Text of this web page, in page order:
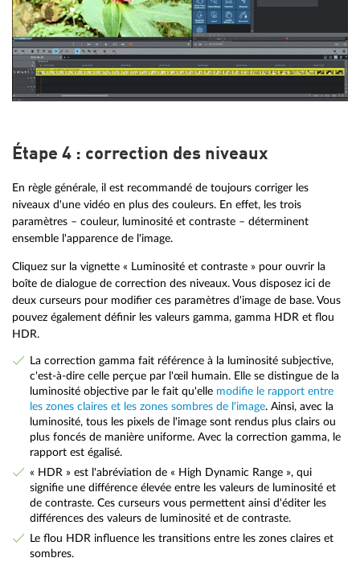
Étape 4 : correction des niveaux
En règle générale, il est recommandé de toujours corriger les
niveaux d'une vidéo en plus des couleurs. En effet, les trois
paramètres – couleur, luminosité et contraste – déterminent
ensemble l'apparence de l'image.
Cliquez sur la vignette « Luminosité et contraste » pour ouvrir la
boîte de dialogue de correction des niveaux. Vous disposez ici de
deux curseurs pour modifier ces paramètres d'image de base. Vous
pouvez également définir les valeurs gamma, gamma HDR et flou
HDR.
La correction gamma fait référence à la luminosité subjective,
c'est-à-dire celle perçue par l'œil humain. Elle se distingue de la
luminosité objective par le fait qu'elle modifie le rapport entre
les zones claires et les zones sombres de l'image. Ainsi, avec la
luminosité, tous les pixels de l'image sont rendus plus clairs ou
plus foncés de manière uniforme. Avec la correction gamma, le
rapport est égalisé.
« HDR » est l'abréviation de « High Dynamic Range », qui
signifie une différence élevée entre les valeurs de luminosité et
de contraste. Ces curseurs vous permettent ainsi d'éditer les
différences des valeurs de luminosité et de contraste.
Le flou HDR influence les transitions entre les zones claires et
sombres.